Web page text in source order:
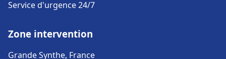
Service d'urgence 24/7
Zone intervention
Grande Synthe, France